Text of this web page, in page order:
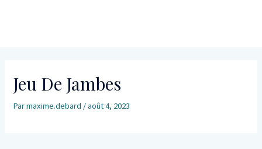
Jeu De Jambes
Parmaxime.debard /août 4, 2023